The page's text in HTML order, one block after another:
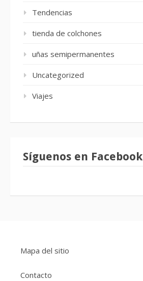
Tendencias
tienda de colchones
uñas semipermanentes
Uncategorized
Viajes
Síguenos en Facebook
Mapa del sitio
Contacto